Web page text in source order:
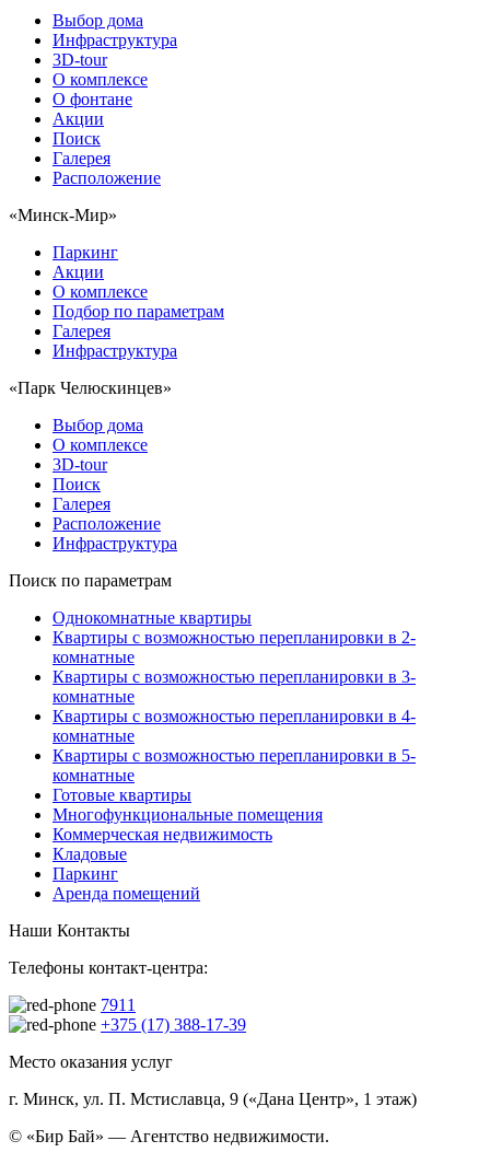
Выбор дома
Инфраструктура
3D-tour
О комплексе
О фонтане
Акции
Поиск
Галерея
Расположение
«Минск-Мир»
Паркинг
Акции
О комплексе
Подбор по параметрам
Галерея
Инфраструктура
«Парк Челюскинцев»
Выбор дома
О комплексе
3D-tour
Поиск
Галерея
Расположение
Инфраструктура
Поиск по параметрам
Однокомнатные квартиры
Квартиры с возможностью перепланировки в 2-
комнатные
Квартиры с возможностью перепланировки в 3-
комнатные
Квартиры с возможностью перепланировки в 4-
комнатные
Квартиры с возможностью перепланировки в 5-
комнатные
Готовые квартиры
Многофункциональные помещения
Коммерческая недвижимость
Кладовые
Паркинг
Аренда помещений
Наши Контакты
Телефоны контакт-центра:
7911
+375 (17) 388-17-39
Место оказания услуг
г. Минск, ул. П. Мстиславца, 9 («Дана Центр», 1 этаж)
© «Бир Бай» — Агентство недвижимости.